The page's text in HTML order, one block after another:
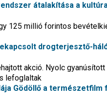
átalakítása a
125 millió forintos
drogterjesztő-
akció. Nyolc
lefoglaltak
Gödöllő a természetfilm